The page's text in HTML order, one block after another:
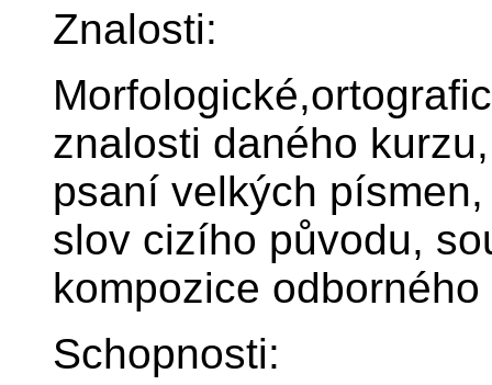
Znalosti:
znalosti daného
psaní velkých
slov cizího původu,
kompozice
Schopnosti: